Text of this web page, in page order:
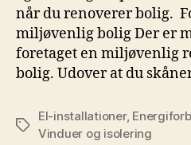
når du renoverer bolig.
miljøvenlig bolig Der er
foretaget en miljøvenlig
bolig. Udover at du
Tags
El-installationer,
Vinduer og isolering